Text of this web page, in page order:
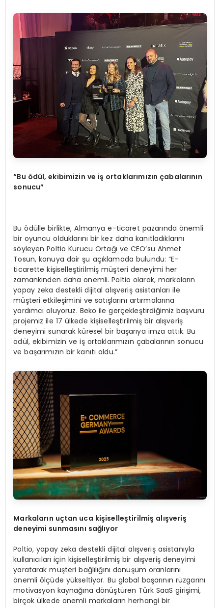
“Bu ödül, ekibimizin ve iş ortaklarımızın çabalarının
sonucu”
Bu ödülle birlikte, Almanya e-ticaret pazarında önemli
bir oyuncu olduklarını bir kez daha kanıtladıklarını
söyleyen Poltio Kurucu Ortağı ve CEO’su Ahmet
Tosun, konuya dair şu açıklamada bulundu: “E-
ticarette kişiselleştirilmiş müşteri deneyimi her
zamankinden daha önemli. Poltio olarak, markaların
yapay zeka destekli dijital alışveriş asistanları ile
müşteri etkileşimini ve satışlarını artırmalarına
yardımcı oluyoruz. Beko ile gerçekleştirdiğimiz başvuru
projemiz ile 17 ülkede kişiselleştirilmiş bir alışveriş
deneyimi sunarak küresel bir başarıya imza attık. Bu
ödül, ekibimizin ve iş ortaklarımızın çabalarının sonucu
ve başarımızın bir kanıtı oldu.”
Markaların uçtan uca kişiselleştirilmiş alışveriş
deneyimi sunmasını sağlıyor
Poltio, yapay zeka destekli dijital alışveriş asistanıyla
kullanıcıları için kişiselleştirilmiş bir alışveriş deneyimi
yaratarak müşteri bağlılığını dönüşüm oranlarını
önemli ölçüde yükseltiyor. Bu global başarının rüzgarını
motivasyon kaynağına dönüştüren Türk SaaS girişimi,
birçok ülkede önemli markaların herhangi bir